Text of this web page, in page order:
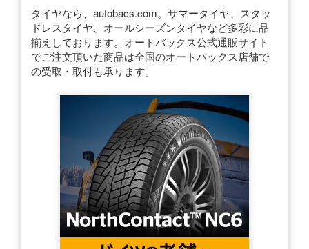
タイヤなら、autobacs.com。サマータイヤ、スタッ
ドレスタイヤ、オールシーズンタイヤなど多彩に品
揃えしております。オートバックス公式通販サイト
でご注文頂いた商品は全国のオートバックス店舗で
の受取・取付も承ります。